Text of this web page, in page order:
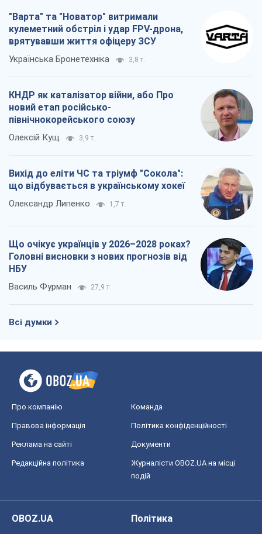
"Варта" та "Новатор" витримали
кулеметний обстріл і удар FPV-дрона,
врятувавши життя офіцеру ЗСУ
Українська Бронетехніка 3,8 т.
КНДР як каталізатор війни, або Про
новий етап російсько-
північнокорейського союзу
Олексій Кущ 3,9 т.
Вихід до еліти ЧС та тріумф "Сокола":
що відбувається в українському хокеї
Олександр Липенко 1,7 т.
Що очікує українців у 2026–2028 роках?
Головні висновки з нових прогнозів від
НБУ
Василь Фурман 27,9 т.
Всі думки
Про компанію Команда
Правова інформація Політика конфіденційності
Реклама на сайті Документи
Редакційна політика
Журналісти OBOZ.UA на місці
подій
OBOZ.UA
Політика